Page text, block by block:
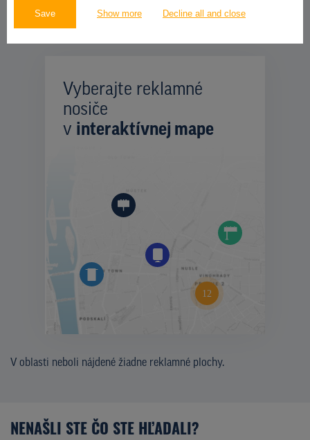
Save Show more Decline all and close
REKLAMNÉ PLOCHY V OBLASTI
Vyberajte reklamné
nosiče
v interaktívnej mape
V oblasti neboli nájdené žiadne reklamné plochy.
NENAŠLI STE ČO STE HĽADALI?